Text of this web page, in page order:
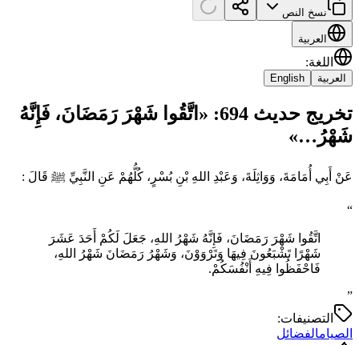
نسخ النص
العربية
اللغة:
العربية English
تخريج حديث 694: «اتَّقُوا شَهْرَ رَمَضَانَ، فَإِنَّهُ
شَهْرُ…»
عَنْ أَبِي أُمَامَةَ، وَوَاثِلَةَ، وَعَبْدِ اللهِ بْنِ بُسْرٍ، كُلُّهُمْ عَنِ النَّبِيِّ ﷺ قَالَ :
“
اتَّقُوا شَهْرَ رَمَضَانَ، فَإِنَّهُ شَهْرُ اللهِ، جَعَلَ لَكُمْ أَحَدَ عَشَرَ
شَهْرًا ‌تَشْبَعُونَ ‌فِيهَا ‌وَتَرْوَوْنَ، وَشَهْرُ رَمَضَانَ شَهْرُ اللهِ،
فَاحْفَظُوا فِيهِ أَنْفُسَكُمْ.
”
التصنيفات:
الصيامالفضائل